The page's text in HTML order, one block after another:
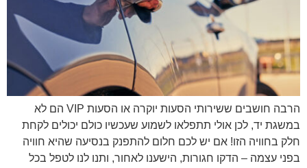
הרבה חושבים ששירותי הסעות יוקרה או הסעות VIP הם לא
במשגת יד, לכן אולי תתפלאו לשמוע שעכשיו כולם יכולים לקחת
חלק בחוויה הזו! אם יש לכם חלום להתפנק בנסיעה שהיא חוויה
בפני עצמה – הדקו חגורות, הישענו לאחור, ותנו לנו לטפל בכל